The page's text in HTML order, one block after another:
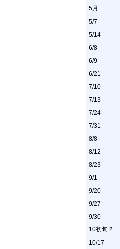
5月
5/7
5/14
6/8
6/9
6/21
7/10
7/13
7/24
7/31
8/8
8/12
8/23
9/1
9/20
9/27
9/30
10初旬？
10/17